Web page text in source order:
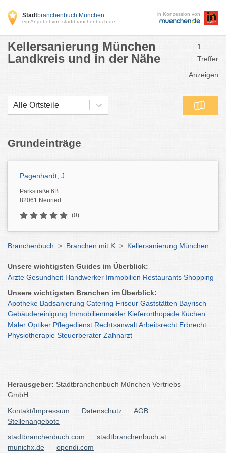
Stadtbranchenbuch München
ein Angebot von stadtbranchenbuch.de
in Konzession von
Kellersanierung München
Landkreis und in der Nähe
1
Treffer
Anzeigen
Alle Ortsteile
Grundeinträge
Pagenhardt, J.
Parkstraße 6B
82061 Neuried
(0)
Branchenbuch > Branchen mit K > Kellersanierung München
Unsere wichtigsten Guides im Überblick:
Ärzte Gesundheit Handwerker Immobilien Restaurants Shopping
Unsere wichtigsten Branchen im Überblick:
Apotheke Badsanierung Catering Friseur Gaststätten Bayrisch
Gebäudereinigung Immobilienmakler Kieferorthopäde Küchen
Maler Optiker Pflegedienst RechtsanwaltArbeitsrecht Erbrecht
Physiotherapie Steuerberater Zahnarzt
Herausgeber: Stadtbranchenbuch München Vertriebs
GmbH
Kontakt/Impressum
Datenschutz
AGB
Stellenangebote
stadtbranchenbuch.com
stadtbranchenbuch.at
munichx.de
opendi.com